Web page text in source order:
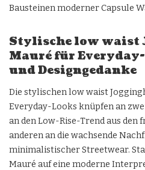
Bausteinen moderner Capsule
Stylische low waist
Mauré für
und Designgedanke
Die stylischen low waist
Everyday-Looks knüpfen an
an den Low-Rise-Trend aus den
anderen an die wachsende
minimalistischer Streetwear.
Mauré auf eine moderne